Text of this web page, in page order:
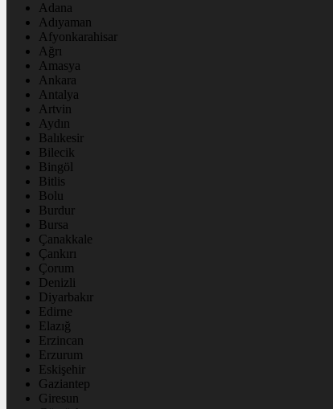
Adana
Adıyaman
Afyonkarahisar
Ağrı
Amasya
Ankara
Antalya
Artvin
Aydın
Balıkesir
Bilecik
Bingöl
Bitlis
Bolu
Burdur
Bursa
Çanakkale
Çankırı
Çorum
Denizli
Diyarbakır
Edirne
Elazığ
Erzincan
Erzurum
Eskişehir
Gaziantep
Giresun